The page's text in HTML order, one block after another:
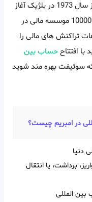
دیگر ایجاد شده است. شبکه سوئیفت از سال 1973 در بلژیک آغاز
به کار کرده و تا به امروز شبکه ای شامل 10000 موسسه مالی در
تراکنش های مالی را
با افتتاححساب بین
سوئیفت بهره مند شوید
در امبریم چیست؟
برداشت، یا انتقال